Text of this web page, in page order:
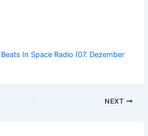
In Space Radio (07. Dezember
NEXT